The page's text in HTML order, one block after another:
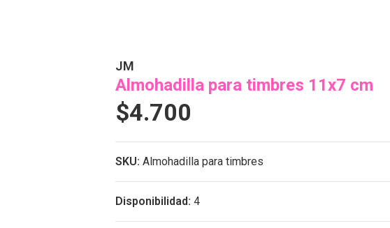
JM
Almohadilla para timbres 11x7 cm
$4.700
SKU: Almohadilla para timbres
Disponibilidad: 4